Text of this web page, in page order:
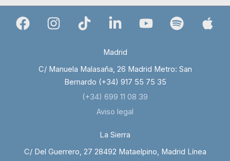
Madrid
C/ Manuela Malasaña, 26 Madrid Metro: San
Bernardo (+34) 917 55 75 35
(+34) 699 11 08 39
Aviso legal
La Sierra
C/ Del Guerrero, 27 28492 Mataelpino, Madrid Línea